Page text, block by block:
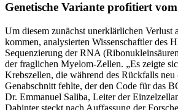
Genetische Variante profitiert
Um diesem zunächst unerklärlichen Verlust
kommen, analysierten Wissenschaftler des
Sequenzierung der RNA
der fraglichen Myelom-Zellen. „Es zeigte
Krebszellen, die während des Rückfalls neu
Genabschnitt fehlte, der den Code für das
Dr. Emmanuel Saliba, Leiter der
Dahinter steckt nach Auffassung der